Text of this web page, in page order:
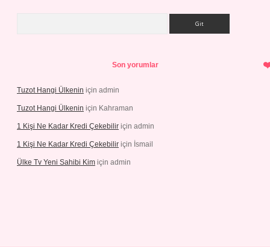
Son yorumlar
Tuzot Hangi Ülkenin için admin
Tuzot Hangi Ülkenin için Kahraman
1 Kişi Ne Kadar Kredi Çekebilir için admin
1 Kişi Ne Kadar Kredi Çekebilir için İsmail
Ülke Tv Yeni Sahibi Kim için admin